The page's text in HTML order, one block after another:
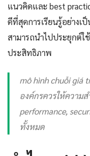
แนวคิดและ best
ดีที่สุดการเรียนรู้อย่างเ
สามารถนำไปประยุกต์ใ
ประสิทธิภาพ
mô hình chuỗi
องค์กรควรให้ความ
performance,
ทั้งหมด